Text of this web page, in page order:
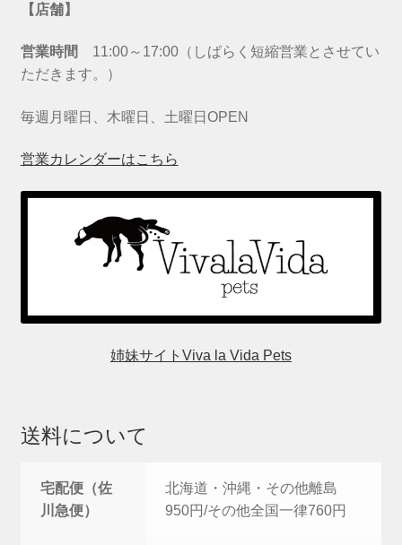
【店舗】
営業時間 11:00～17:00（しばらく短縮営業とさせてい
ただきます。）
毎週月曜日、木曜日、土曜日OPEN
営業カレンダーはこちら
姉妹サイトViva la Vida Pets
送料について
宅配便（佐
川急便）
北海道・沖縄・その他離島
950円/その他全国一律760円